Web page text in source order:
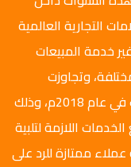
التجارية العالمية
خدمة المبيعات
وتجاوزت
مجموعة الليثي أعلى مستوى من المبيعات في عام 2018م، وذلك
اللازمة لتلبية
ممتازة للرد على